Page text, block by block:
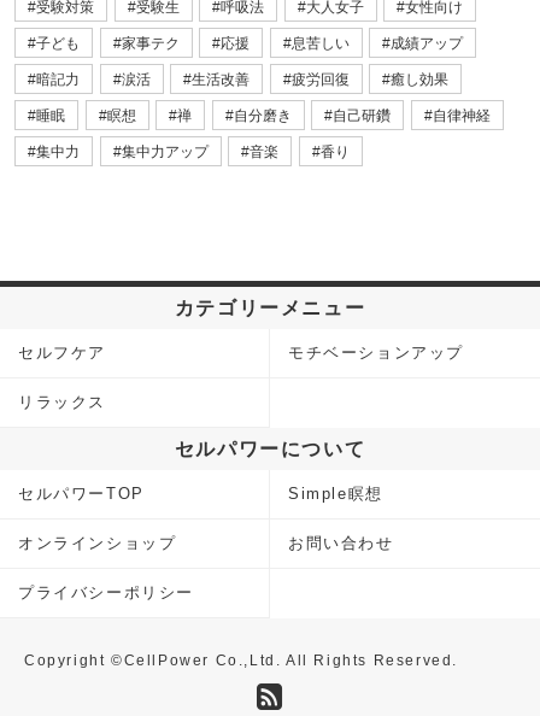
受験対策 受験生 呼吸法 大人女子 女性向け
子ども 家事テク 応援 息苦しい 成績アップ
暗記力 涙活 生活改善 疲労回復 癒し効果
睡眠 瞑想 禅 自分磨き 自己研鑽 自律神経
集中力 集中力アップ 音楽 香り
カテゴリーメニュー
セルフケア モチベーションアップ
リラックス
セルパワーについて
セルパワーTOP Simple瞑想
オンラインショップ お問い合わせ
プライバシーポリシー
Copyright ©CellPower Co.,Ltd. All Rights Reserved.